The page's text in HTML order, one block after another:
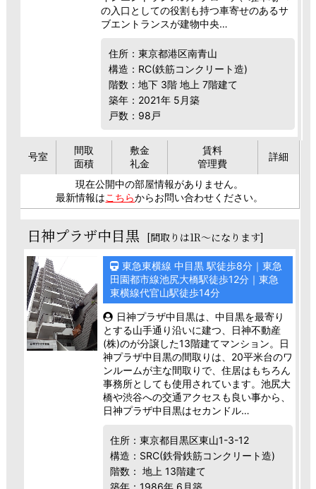
の入口としての役割も持つ車寄せのあるサ
ブエントランスが建物中央…
住所：東京都港区南青山
構造：RC(鉄筋コンクリート造)
階数：地下 3階 地上 7階建て
築年：2021年 5月築
戸数：98戸
号室
間取
面積
敷金
礼金
賃料
管理費
詳細
現在公開中の部屋情報がありません。
最新情報はこちらからお問い合わせください。
日神プラザ中目黒 [間取りは1R～になります]
東急東横線 中目黒 駅徒歩8分｜東急
田園都市線池尻大橋駅徒歩12分｜東急
東横線代官山駅徒歩14分
日神プラザ中目黒は、中目黒を最寄り
とする山手通り沿いに建つ、日神不動産
(株)のが分譲した13階建てマンション。日
神プラザ中目黒の間取りは、20平米台のワ
ンルームが主な間取りで、住居はもちろん
事務所としても使用されています。池尻大
橋や渋谷への交通アクセスも良い事から、
日神プラザ中目黒はセカンドル…
住所：東京都目黒区東山1-3-12
構造：SRC(鉄骨鉄筋コンクリート造)
階数： 地上 13階建て